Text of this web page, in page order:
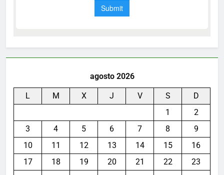
agosto 2026
L M X J V S
D
1
2
3
4 5 6 7 8
9
10
11 12 13 14 15
16
17
18 19 20 21 22
23